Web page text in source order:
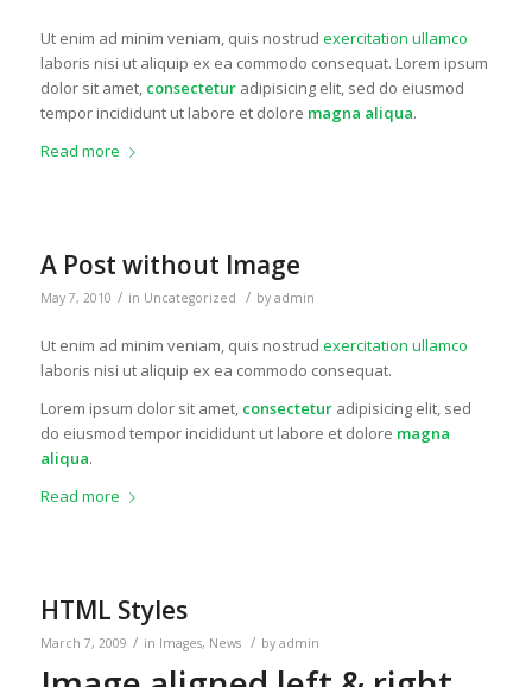
Ut enim ad minim veniam, quis nostrud exercitation ullamco
laboris nisi ut aliquip ex ea commodo consequat. Lorem ipsum
dolor sit amet, consecteturadipisicing elit, sed do eiusmod
tempor incididunt ut labore et dolore magna aliqua.
Read more
A Post without Image
May 7, 2010 / in Uncategorized / by admin
Ut enim ad minim veniam, quis nostrud exercitation ullamco
laboris nisi ut aliquip ex ea commodo consequat.
Lorem ipsum dolor sit amet, consecteturadipisicing elit, sed
do eiusmod tempor incididunt ut labore et dolore magna
aliqua.
Read more
HTML Styles
March 7, 2009 / in Images, News / by admin